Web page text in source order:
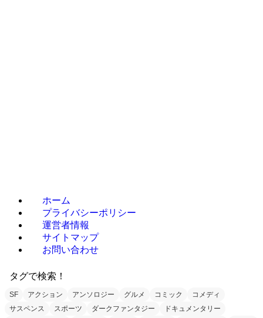
ホーム
プライバシーポリシー
運営者情報
サイトマップ
お問い合わせ
タグで検索！
SF アクション アンソロジー グルメ コミック
コメディ
サスペンス
スポーツ ダークファンタジー
ドキュメンタリー